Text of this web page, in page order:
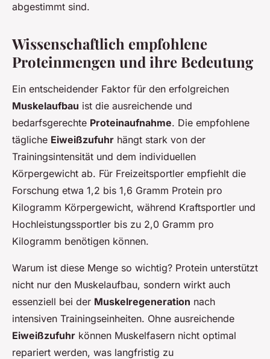
abgestimmt sind.
Wissenschaftlich empfohlene
Proteinmengen und ihre Bedeutung
Ein entscheidender Faktor für den erfolgreichen
Muskelaufbau ist die ausreichende und
bedarfsgerechte Proteinaufnahme. Die empfohlene
tägliche Eiweißzufuhr hängt stark von der
Trainingsintensität und dem individuellen
Körpergewicht ab. Für Freizeitsportler empfiehlt die
Forschung etwa 1,2 bis 1,6 Gramm Protein pro
Kilogramm Körpergewicht, während Kraftsportler und
Hochleistungssportler bis zu 2,0 Gramm pro
Kilogramm benötigen können.
Warum ist diese Menge so wichtig? Protein unterstützt
nicht nur den Muskelaufbau, sondern wirkt auch
essenziell bei der Muskelregeneration nach
intensiven Trainingseinheiten. Ohne ausreichende
Eiweißzufuhr können Muskelfasern nicht optimal
repariert werden, was langfristig zu